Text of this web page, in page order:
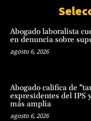
Abogado laboralista
en denuncia sobre
agosto 6, 2026
Abogado califica de
expresidentes del IPS
más amplia
agosto 6, 2026